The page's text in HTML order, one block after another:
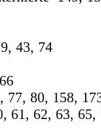
43, 74
77, 80, 158,
61, 62, 63, 65,